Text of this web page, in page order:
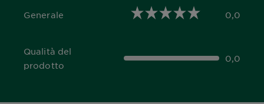
Generale
0,0 out of 5 stars 0,0
Qualità del
prodotto
0,0 out of 5 stars 0,0